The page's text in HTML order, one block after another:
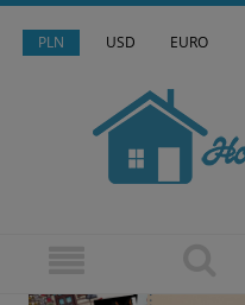
PLN USD EURO